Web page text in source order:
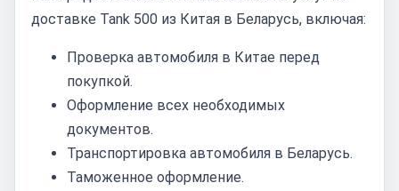
доставке Tank 500 из Китая в Беларусь, включая:
Проверка автомобиля в Китае перед
покупкой.
Оформление всех необходимых
документов.
Транспортировка автомобиля в Беларусь.
Таможенное оформление.